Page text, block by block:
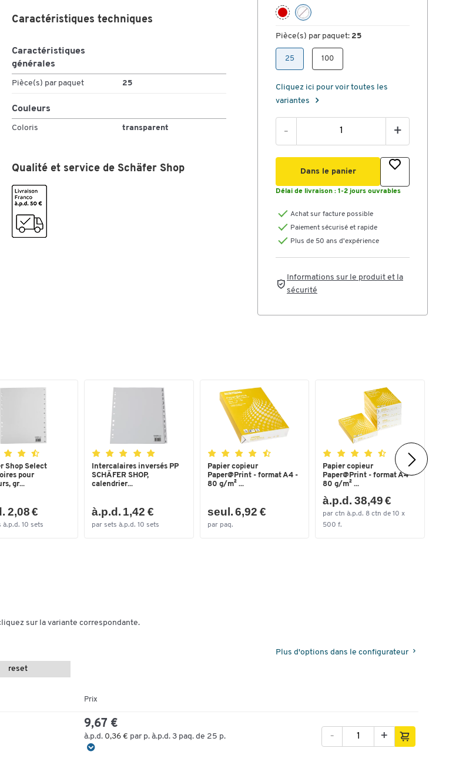
Caractéristiques techniques
Caractéristiques
générales
Pièce(s) par paquet 25
Couleurs
Coloris transparent
Qualité et service de Schäfer Shop
Pièce(s) par paquet: 25
25 100
Cliquez ici pour voir toutes les
variantes
- +
Dans le panier
Délai de livraison : 1-2 jours ouvrables
Achat sur facture possible
Paiement sécurisé et rapide
Plus de 50 ans d'expérience
Informations sur le produit et la
sécurité
Shop Select
pour
gr...
2,08 €
à.p.d. 10 sets
Intercalaires inversés PP
SCHÄFER SHOP,
calendrier...
à.p.d. 1,42 €
par sets à.p.d. 10 sets
Papier copieur
Paper@Print - format A4 -
80 g/m² ...
seul. 6,92 €
par paq.
Papier copieur
Paper@Print - format A4 -
80 g/m² ...
à.p.d. 38,49 €
par ctn à.p.d. 8 ctn de 10 x
500 f.
sur la variante correspondante.
reset
Plus d'options dans le configurateur
Prix
9,67 €
à.p.d. 0,36 € par p. à.p.d. 3 paq. de 25 p. +
-